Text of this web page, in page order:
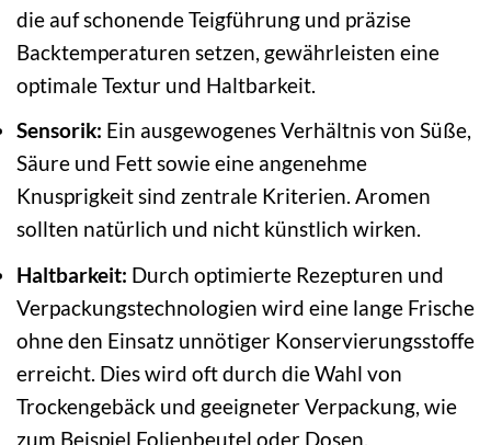
die auf schonende Teigführung und präzise
Backtemperaturen setzen, gewährleisten eine
optimale Textur und Haltbarkeit.
Sensorik: Ein ausgewogenes Verhältnis von Süße,
Säure und Fett sowie eine angenehme
Knusprigkeit sind zentrale Kriterien. Aromen
sollten natürlich und nicht künstlich wirken.
Haltbarkeit: Durch optimierte Rezepturen und
Verpackungstechnologien wird eine lange Frische
ohne den Einsatz unnötiger Konservierungsstoffe
erreicht. Dies wird oft durch die Wahl von
Trockengebäck und geeigneter Verpackung, wie
zum Beispiel Folienbeutel oder Dosen,